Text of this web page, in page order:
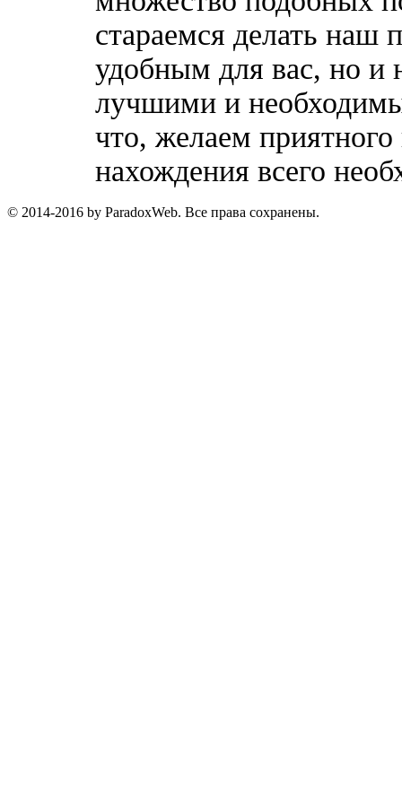
стараемся делать наш
удобным для вас, но и
лучшими и
что, желаем
нахождения всего
© 2014-2016 by ParadoxWeb. Все права сохранены.